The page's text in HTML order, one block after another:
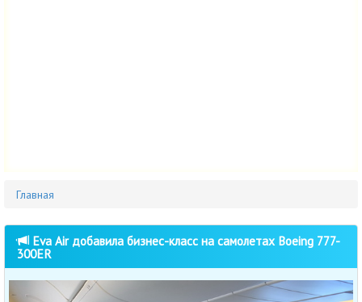
Главная
Eva Air добавила бизнес-класс на самолетах Boeing 777-
300ER